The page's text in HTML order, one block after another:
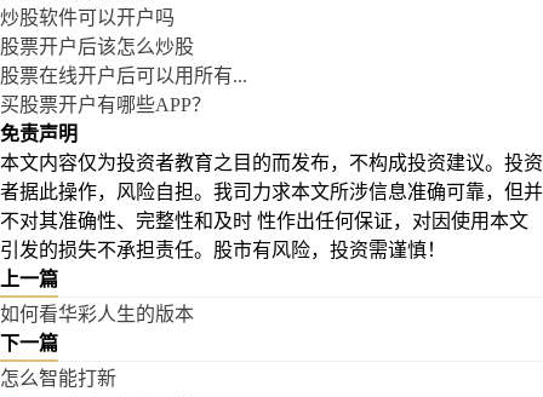
炒股软件可以开户吗
股票开户后该怎么炒股
股票在线开户后可以用所有...
买股票开户有哪些APP？
免责声明
本文内容仅为投资者教育之目的而发布，不构成投资建议。投资
者据此操作，风险自担。我司力求本文所涉信息准确可靠，但并
不对其准确性、完整性和及时 性作出任何保证，对因使用本文
引发的损失不承担责任。股市有风险，投资需谨慎！
上一篇
如何看华彩人生的版本
下一篇
怎么智能打新